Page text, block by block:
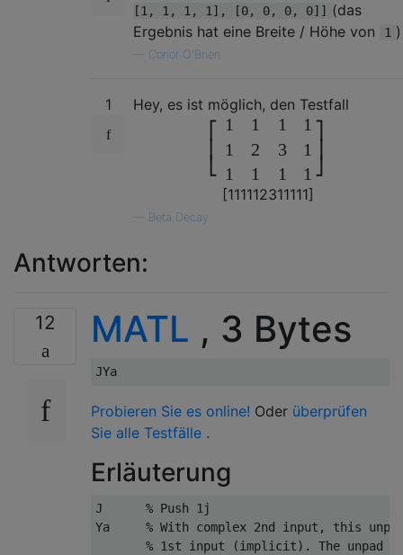
[1, 1, 1, 1], [0, 0, 0, 0]]
(das
Ergebnis hat eine Breite / Höhe von
1 )
Conor O'Brien
1 Hey, es ist möglich, den Testfall
⎣
1
1
1
1
2
1
1
3
1
1
1
1
⎦
[111112311111]
Beta Decay
Antworten:
12 MATL , 3 Bytes
Probieren Sie es online! Oder überprüfen
Sie alle Testfälle .
Erläuterung
J      % Push 1j
Ya     % With complex 2nd input, this
% 1st input (implicit). The unpad